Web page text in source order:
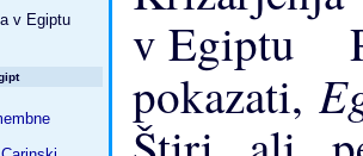
pokazati,